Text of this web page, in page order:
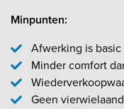
Minpunten:
Afwerking is basic
Minder comfort
Geen